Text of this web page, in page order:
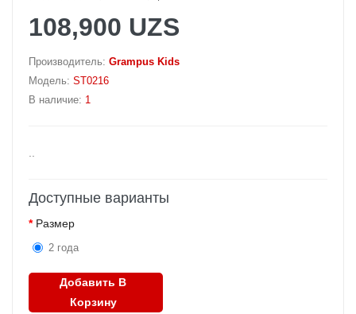
108,900 UZS
Производитель: Grampus Kids
Модель: ST0216
В наличие: 1
..
Доступные варианты
Размер
2 года
Добавить В
Корзину